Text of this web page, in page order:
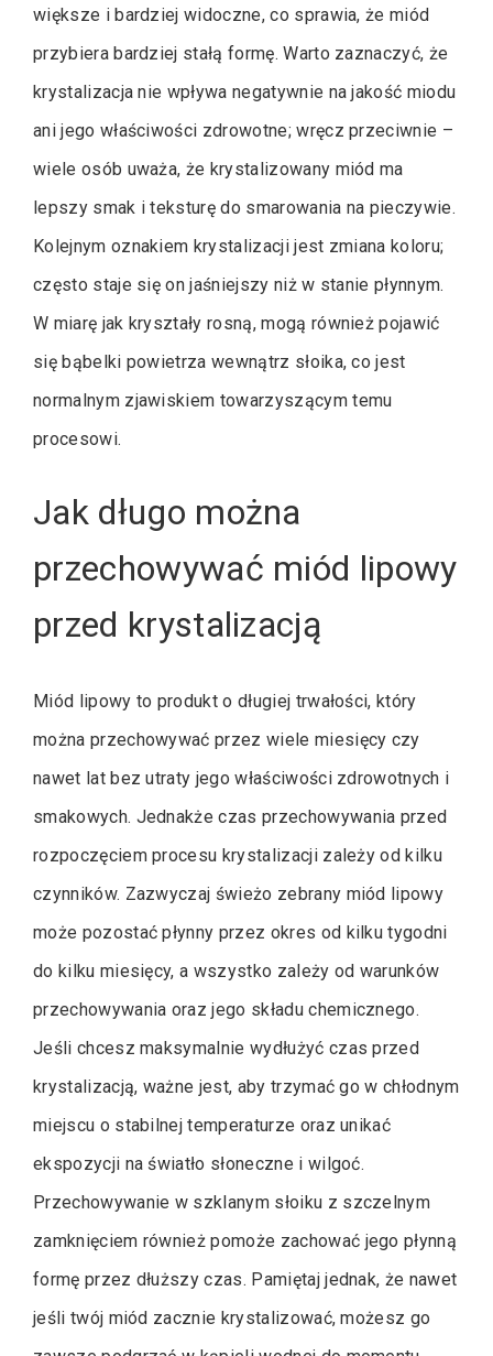
większe i bardziej widoczne, co sprawia, że miód
przybiera bardziej stałą formę. Warto zaznaczyć, że
krystalizacja nie wpływa negatywnie na jakość miodu
ani jego właściwości zdrowotne; wręcz przeciwnie –
wiele osób uważa, że krystalizowany miód ma
lepszy smak i teksturę do smarowania na pieczywie.
Kolejnym oznakiem krystalizacji jest zmiana koloru;
często staje się on jaśniejszy niż w stanie płynnym.
W miarę jak kryształy rosną, mogą również pojawić
się bąbelki powietrza wewnątrz słoika, co jest
normalnym zjawiskiem towarzyszącym temu
procesowi.
Jak długo można
przechowywać miód lipowy
przed krystalizacją
Miód lipowy to produkt o długiej trwałości, który
można przechowywać przez wiele miesięcy czy
nawet lat bez utraty jego właściwości zdrowotnych i
smakowych. Jednakże czas przechowywania przed
rozpoczęciem procesu krystalizacji zależy od kilku
czynników. Zazwyczaj świeżo zebrany miód lipowy
może pozostać płynny przez okres od kilku tygodni
do kilku miesięcy, a wszystko zależy od warunków
przechowywania oraz jego składu chemicznego.
Jeśli chcesz maksymalnie wydłużyć czas przed
krystalizacją, ważne jest, aby trzymać go w chłodnym
miejscu o stabilnej temperaturze oraz unikać
ekspozycji na światło słoneczne i wilgoć.
Przechowywanie w szklanym słoiku z szczelnym
zamknięciem również pomoże zachować jego płynną
formę przez dłuższy czas. Pamiętaj jednak, że nawet
jeśli twój miód zacznie krystalizować, możesz go